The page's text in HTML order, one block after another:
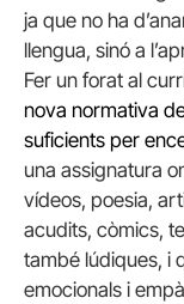
ja que no ha
llengua, sinó a
Fer un forat al
nova normativa
suficients per
una assignatura
vídeos, poesia,
acudits, còmics,
també lúdiques, i
emocionals i